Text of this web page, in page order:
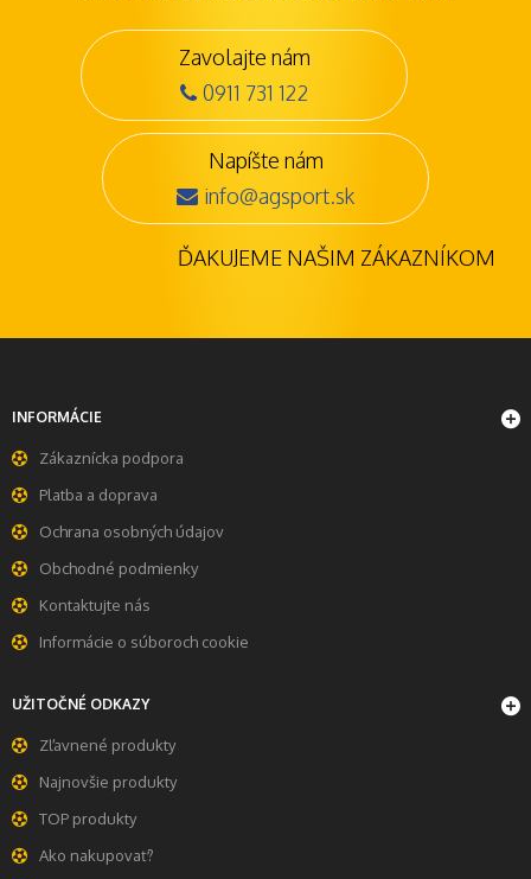
Zavolajte nám
0911 731 122
Napíšte nám
info@agsport.sk
ĎAKUJEME NAŠIM ZÁKAZNÍKOM
INFORMÁCIE
Zákaznícka podpora
Platba a doprava
Ochrana osobných údajov
Obchodné podmienky
Kontaktujte nás
Informácie o súboroch cookie
UŽITOČNÉ ODKAZY
Zľavnené produkty
Najnovšie produkty
TOP produkty
Ako nakupovať?